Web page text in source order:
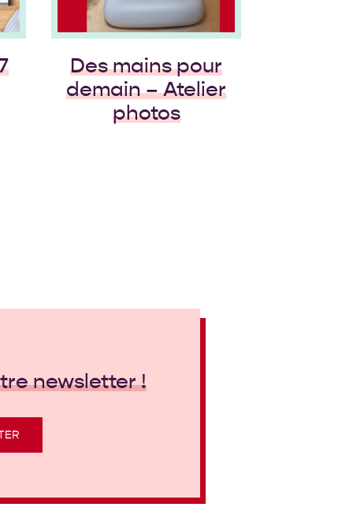
Expressions
Plurielles : Art et
Identité
newsletter !